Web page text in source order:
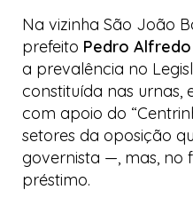
Na vizinha São João
prefeito Pedro
a prevalência no
constituída nas urnas,
com apoio do
setores da oposição
governista —, mas, no
préstimo.